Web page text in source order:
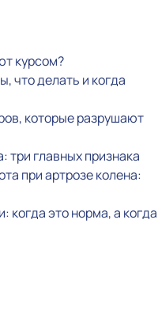
курсом?
что делать и когда
которые разрушают
три главных признака
при артрозе колена:
когда это норма, а когда